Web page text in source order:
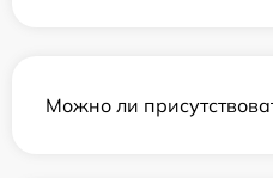
Можно ли